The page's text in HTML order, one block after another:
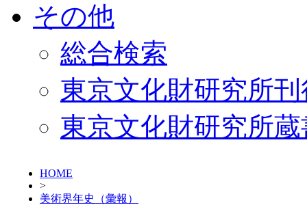
その他
総合検索
東京文化財研究所
東京文化財研究所
HOME
>
美術界年史（彙報）